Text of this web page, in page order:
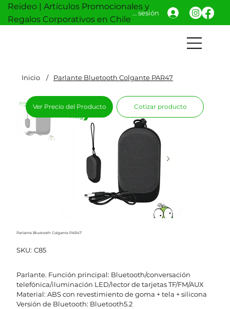
Reideo | Artículos Promocionales y
Regalos Corporativos en Chile
Iniciar sesión
Inicio / Parlante Bluetooth Colgante PAR47
Parlante Bluetooth Colgante PAR47
SKU: SKU
C85
C85
Parlante. Función principal: Bluetooth/conversación
telefónica/iluminación LED/lector de tarjetas TF/FM/AUX
Material: ABS con revestimiento de goma + tela + silicona
Versión de Bluetooth: Bluetooth5.2
Ver Precio del Producto Cotizar producto